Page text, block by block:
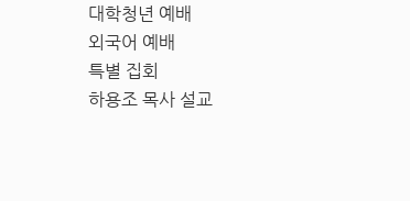
대학청년 예배
외국어 예배
특별 집회
하용조 목사 설교